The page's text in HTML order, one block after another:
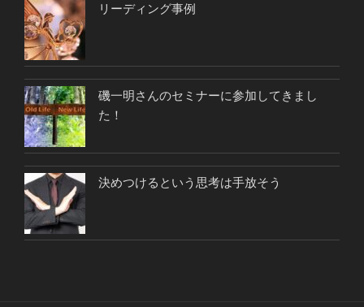
リーディング事例
磯一明さんのセミナーに参加してきまし
た！
決めつけるという思考は手放そう